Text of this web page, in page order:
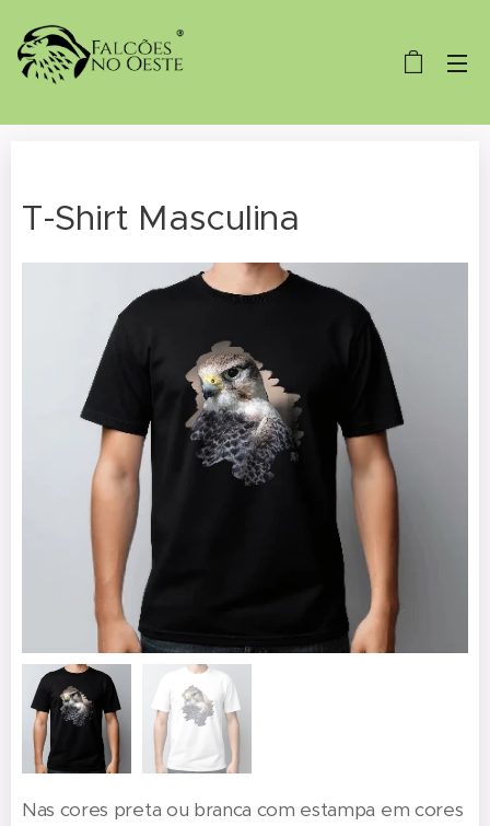
T-Shirt Masculina
Nas cores preta ou branca com estampa em cores